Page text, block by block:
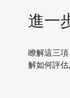
進一
瞭解這三
解如何評